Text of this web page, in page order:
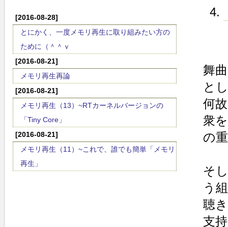
[2016-08-28]
とにかく、一度メモリ再生に取り組みたい方の
ために（＾＾ｖ
[2016-08-21]
メモリ再生再論
[2016-08-21]
メモリ再生（13）~RTカーネルバージョンの
「Tiny Core」
[2016-08-21]
メモリ再生（11）~これで、誰でも簡単「メモリ
再生」
舞
と
何
衆
の
そ
う
聴
支